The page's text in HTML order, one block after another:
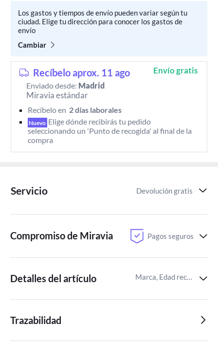
Los gastos y tiempos de envío pueden variar según tu
ciudad. Elige tu dirección para conocer los gastos de
envío
Cambiar
Recíbelo aprox. 11 ago Envío gratis
Enviado desde: Madrid
Miravia estándar
Recíbelo en 2 días laborales
Nuevo Elige dónde recibirás tu pedido
seleccionando un 'Punto de recogida' al final de la
compra
Servicio Devolución gratis
Compromiso de Miravia Pagos seguros
Detalles del artículo Marca, Edad recomendada,Estilo de construcción de juguetes en miniatura
Trazabilidad